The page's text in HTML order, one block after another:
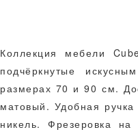
Коллекция мебели
подчёркнутые
размерах 70 и 90 см.
матовый. Удобная
никель. Фрезеровка